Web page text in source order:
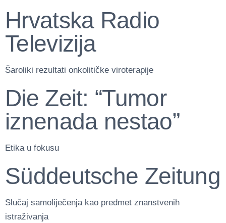
Hrvatska Radio
Televizija
Šaroliki rezultati onkolitičke viroterapije
Die Zeit: “Tumor
iznenada nestao”
Etika u fokusu
Süddeutsche Zeitung
Slučaj samoliječenja kao predmet znanstvenih
istraživanja